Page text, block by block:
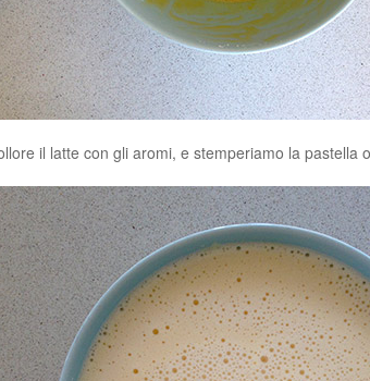
il latte con gli aromi, e stemperiamo la pastella